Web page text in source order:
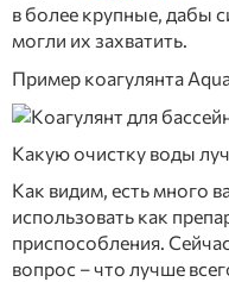
в более крупные, дабы
могли их захватить.
Пример коагулянта
Какую очистку воды
Как видим, есть много
использовать как
приспособления.
вопрос – что лучше